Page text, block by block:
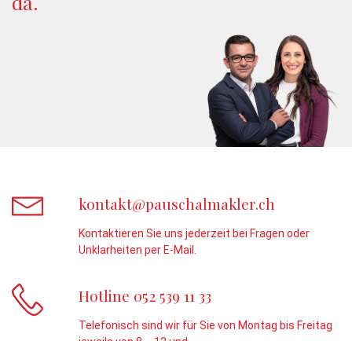
kontakt@pauschalmakler.ch
Kontaktieren Sie uns jederzeit bei Fragen oder
Unklarheiten per E-Mail.
Hotline 052 539 11 33
Telefonisch sind wir für Sie von Montag bis Freitag